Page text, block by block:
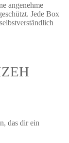
angenehme
Jede Box
das dir ein